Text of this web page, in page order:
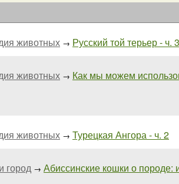
животных → Русский той терьер - ч. 3
животных → Как мы можем
животных → Турецкая Ангора - ч. 2
город → Абиссинские кошки о породе: